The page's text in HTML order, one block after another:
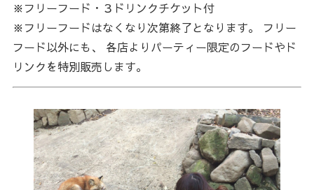
※フリーフード・３ドリンクチケット付
※フリーフードはなくなり次第終了となります。 フリー
フード以外にも、 各店よりパーティー限定のフードやド
リンクを特別販売します。